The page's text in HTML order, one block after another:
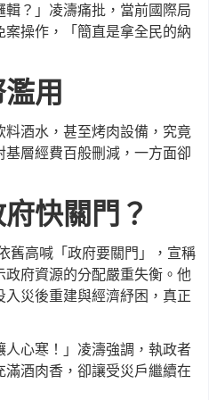
？」凌濤痛批，當前國際局
操作，「簡直是拿全民的納
用
酒水，甚至烤肉設備，究竟
層經費百般刪減，一方面卻
快關門？
舊高喊「政府要關門」，宣稱
府資源的分配嚴重失衡。他
災後重建與經濟紓困，真正
心寒！」凌濤強調，執政者
酒肉香，卻讓受災戶繼續在